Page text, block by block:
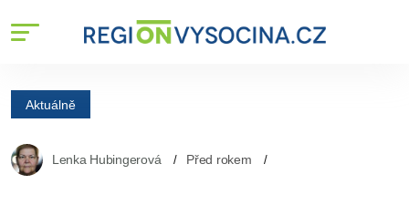
Aktuálně
Lenka Hubingerová Před rokem